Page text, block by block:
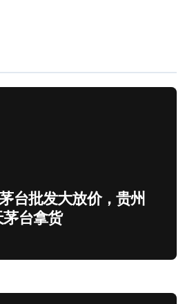
台批发大放价，贵州
台拿货